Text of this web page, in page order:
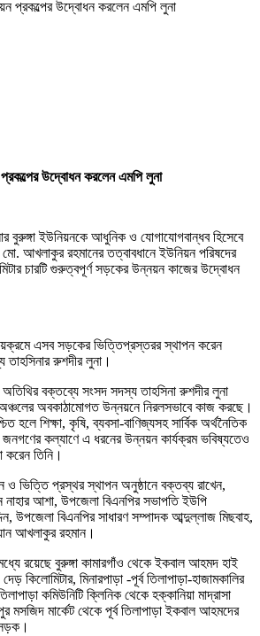
উদ্বোধন করলেন এমপি লুনা
বুরুঙ্গা ইউনিয়নকে আধুনিক ও যোগাযোগবান্ধব হিসেবে
আখলাকুর রহমানের তত্বাবধানে ইউনিয়ন পরিষদের
চারটি গুরুত্বপূর্ণ সড়কের উন্নয়ন কাজের উদ্বোধন
এসব সড়কের ভিত্তিপ্রস্তরর স্থাপন করেন
রুশদীর লুনা।
বক্তব্যে সংসদ সদস্য তাহসিনা রুশদীর লুনা
অবকাঠামোগত উন্নয়নে নিরলসভাবে কাজ করছে।
হলে শিক্ষা, কৃষি, ব্যবসা-বাণিজ্যসহ সার্বিক অর্থনৈতিক
কল্যাণে এ ধরনের উন্নয়ন কার্যক্রম ভবিষ্যতেও
করেন তিনি।
ভিত্তি প্রস্থর স্থাপন অনুষ্ঠানে বক্তব্য রাখেন,
নাহার আশা, উপজেলা বিএনপির সভাপতি ইউপি
উপজেলা বিএনপির সাধারণ সম্পাদক আব্দুল্লাজ মিছবাহ,
আখলাকুর রহমান।
রয়েছে বুরুঙ্গা কামারগাঁও থেকে ইকবাল আহমদ হাই
কিলোমিটার, মিনারপাড়া -পূর্ব তিলাপাড়া-হাজামকালির
কমিউনিটি ক্লিনিক থেকে হক্কানিয়া মাদ্রাসা
মসজিদ মার্কেট থেকে পূর্ব তিলাপাড়া ইকবাল আহমদের
সড়ক।